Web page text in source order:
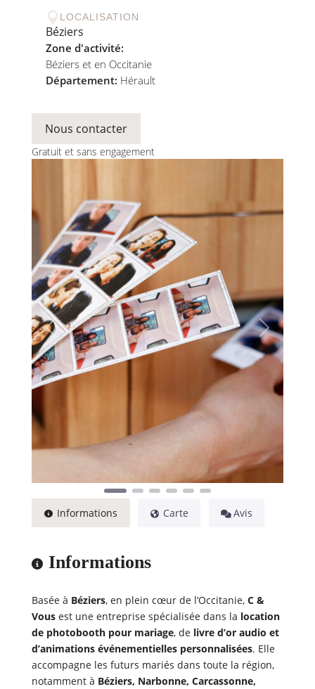
Previous Next
Informations Carte Avis
Informations
Basée à Béziers, en plein cœur de l’Occitanie, C &
Vousest une entreprise spécialisée dans la location
de photobooth pour mariage, de livre d’or audio et
d’animations événementielles personnalisées. Elle
accompagne les futurs mariés dans toute la région,
notamment à Béziers, Narbonne, Carcassonne,
 LOCALISATION
Béziers
Zone d'activité:
Béziers et en Occitanie
Département: Hérault
Nous contacter
Gratuit et sans engagement